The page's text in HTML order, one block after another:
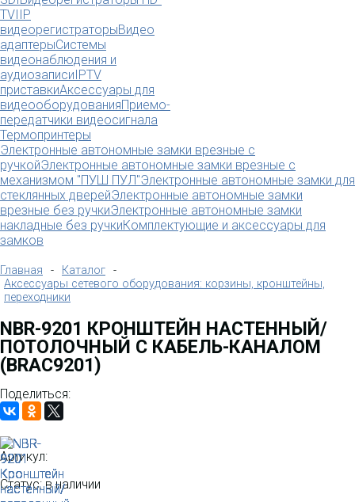
TVI IP
видеорегистраторыВидео
адаптерыСистемы
видеонаблюдения и
аудиозаписиIPTV
приставкиАксессуары для
видеооборудованияПриемо-
передатчики видеосигнала
Термопринтеры
Электронные автономные замки врезные с
ручкойЭлектронные автономные замки врезные с
механизмом "ПУШ ПУЛ"Электронные автономные замки для
стеклянных дверейЭлектронные автономные замки
врезные без ручкиЭлектронные автономные замки
накладные без ручкиКомплектующие и аксессуары для
замков
Главная - Каталог -
Аксессуары сетевого оборудования: корзины, кронштейны,
переходники
NBR-9201 КРОНШТЕЙН НАСТЕННЫЙ/
ПОТОЛОЧНЫЙ С КАБЕЛЬ-КАНАЛОМ
(BRAC9201)
Поделиться:
Артикул:
Статус: в наличии